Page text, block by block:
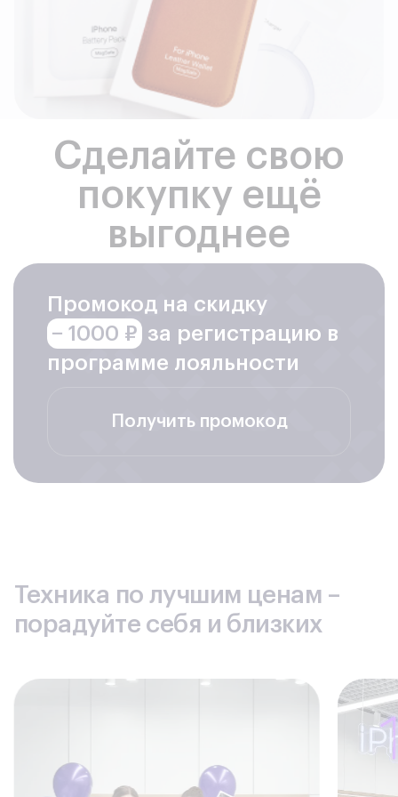
Сделайте свою
покупку ещё
выгоднее
Промокод на скидку
− 1000 ₽ за регистрацию в
программе лояльности
Получить промокод
Техника по лучшим ценам –
порадуйте себя и близких